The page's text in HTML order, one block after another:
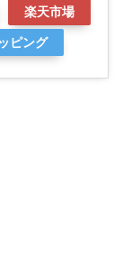
楽天市場
ピング